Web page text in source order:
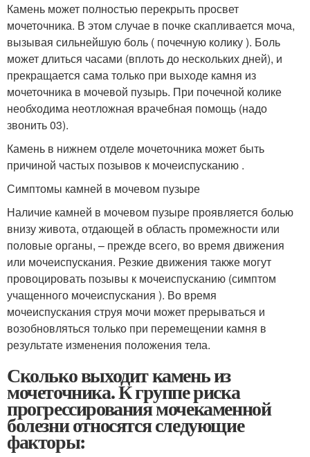
Камень может полностью перекрыть просвет
мочеточника. В этом случае в почке скапливается моча,
вызывая сильнейшую боль ( почечную колику ). Боль
может длиться часами (вплоть до нескольких дней), и
прекращается сама только при выходе камня из
мочеточника в мочевой пузырь. При почечной колике
необходима неотложная врачебная помощь (надо
звонить 03).
Камень в нижнем отделе мочеточника может быть
причиной частых позывов к мочеиспусканию .
Симптомы камней в мочевом пузыре
Наличие камней в мочевом пузыре проявляется болью
внизу живота, отдающей в область промежности или
половые органы, – прежде всего, во время движения
или мочеиспускания. Резкие движения также могут
провоцировать позывы к мочеиспусканию (симптом
учащенного мочеиспускания ). Во время
мочеиспускания струя мочи может прерываться и
возобновляться только при перемещении камня в
результате изменения положения тела.
Сколько выходит камень из
мочеточника. К группе риска
прогрессирования мочекаменной
болезни относятся следующие
факторы: